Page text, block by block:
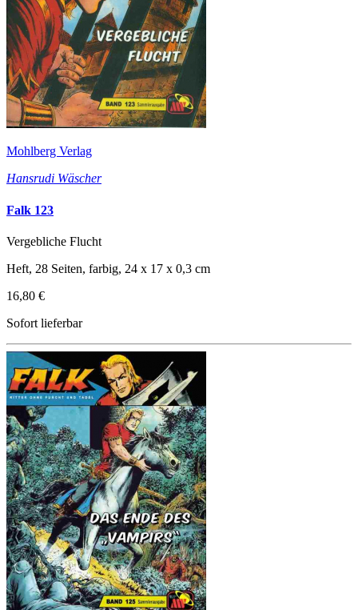
Mohlberg Verlag
Hansrudi Wäscher
Falk 123
Vergebliche Flucht
Heft, 28 Seiten, farbig, 24 x 17 x 0,3 cm
16,80 €
Sofort lieferbar